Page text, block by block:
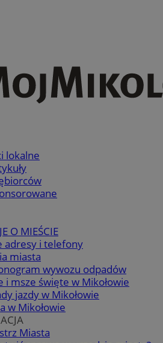
lokalne
O MIEŚCIE
adresy i telefony
miasta
wywozu odpadów
i msze święte w Mikołowie
jazdy w Mikołowie
w Mikołowie
Miasta